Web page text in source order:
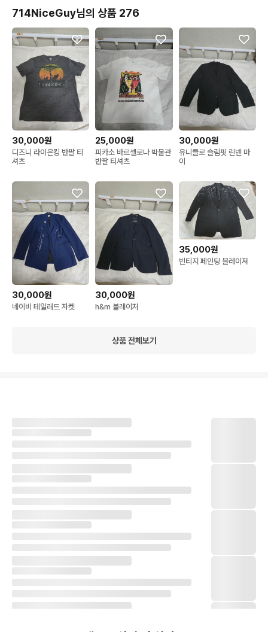
714NiceGuy님의 상품 276
30,000원
디즈니 라이온킹 반팔 티
셔츠
25,000원
피카소 바르셀로나 박물관
반팔 티셔츠
30,000원
유니클로 슬림핏 린넨 마
이
30,000원
네이비 테일러드 자켓
30,000원
h&m 블레이저
35,000원
빈티지 페인팅 블레이져
상품 전체보기